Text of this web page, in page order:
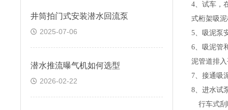
井筒拍门式安装潜水回流泵
2025-07-06
潜水推流曝气机如何选型
2026-02-22
4、试车，
式桁架吸
5、吸泥泵
6、吸泥管
泥管道排
7、接通吸
8、进水试
行车式刮